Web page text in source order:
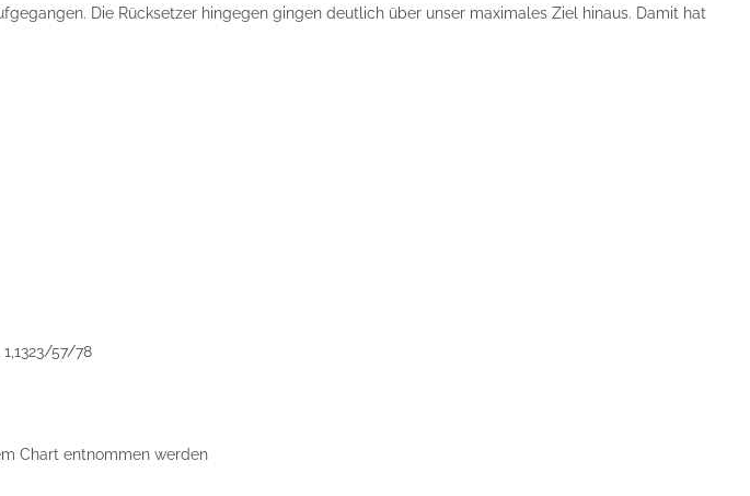
Die Rücksetzer hingegen gingen deutlich über unser maximales Ziel hinaus. Damit hat
1,1323/57/78
Chart entnommen werden